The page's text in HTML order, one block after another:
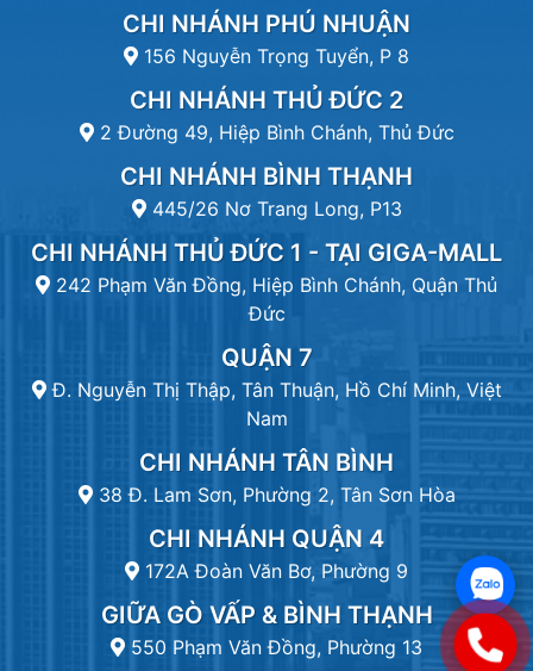
CHI NHÁNH PHÚ NHUẬN
156 Nguyễn Trọng Tuyển, P 8
CHI NHÁNH THỦ ĐỨC 2
2 Đường 49, Hiệp Bình Chánh, Thủ Đức
CHI NHÁNH BÌNH THẠNH
445/26 Nơ Trang Long, P13
CHI NHÁNH THỦ ĐỨC 1 - TẠI GIGA-MALL
242 Phạm Văn Đồng, Hiệp Bình Chánh, Quận Thủ
Đức
QUẬN 7
Đ. Nguyễn Thị Thập, Tân Thuận, Hồ Chí Minh, Việt
Nam
CHI NHÁNH TÂN BÌNH
38 Đ. Lam Sơn, Phường 2, Tân Sơn Hòa
CHI NHÁNH QUẬN 4
172A Đoàn Văn Bơ, Phường 9
GIỮA GÒ VẤP & BÌNH THẠNH
550 Phạm Văn Đồng, Phường 13